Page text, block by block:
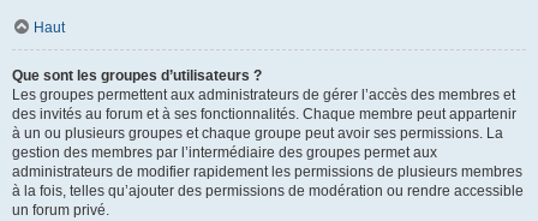
Haut
Que sont les groupes d’utilisateurs ?
Les groupes permettent aux administrateurs de gérer l’accès des membres et
des invités au forum et à ses fonctionnalités. Chaque membre peut appartenir
à un ou plusieurs groupes et chaque groupe peut avoir ses permissions. La
gestion des membres par l’intermédiaire des groupes permet aux
administrateurs de modifier rapidement les permissions de plusieurs membres
à la fois, telles qu’ajouter des permissions de modération ou rendre accessible
un forum privé.